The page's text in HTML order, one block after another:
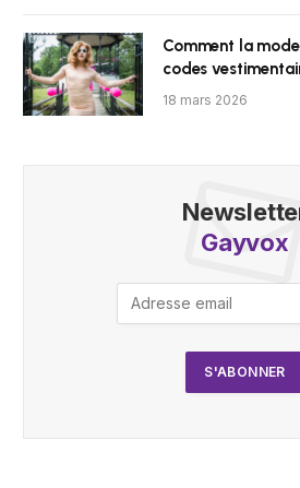
Comment la
codes
18 mars 2026
Gayvox